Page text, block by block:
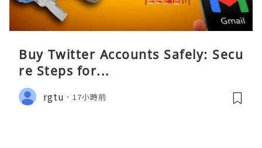
Buy Twitter Accounts Safely: Secu
re Steps for...
rgtu 17小時前